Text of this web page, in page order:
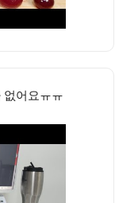
없어요ㅠㅠ